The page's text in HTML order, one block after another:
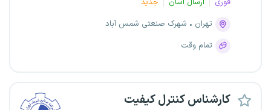
فوری ارسال آسان
جدید
تهران
شهرک صنعتی شمس آباد
تمام وقت
کارشناس کنترل کیفیت